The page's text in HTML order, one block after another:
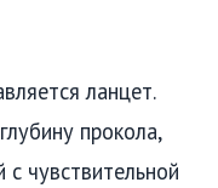
ланцет.
прокола,
чувствительной